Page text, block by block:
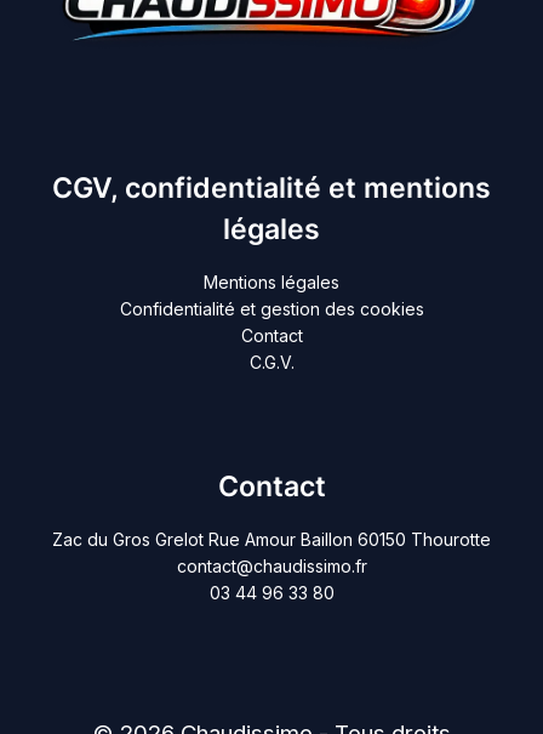
CGV, confidentialité et mentions
légales
Mentions légales
Confidentialité et gestion des cookies
Contact
C.G.V.
Contact
Zac du Gros Grelot Rue Amour Baillon 60150 Thourotte
contact@chaudissimo.fr
03 44 96 33 80